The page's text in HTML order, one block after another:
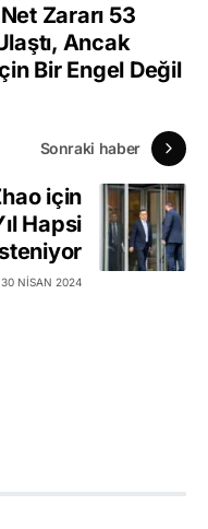
Zararı 53
Ancak
Bir Engel Değil
Sonraki haber
için
Hapsi
30 NISAN 2024